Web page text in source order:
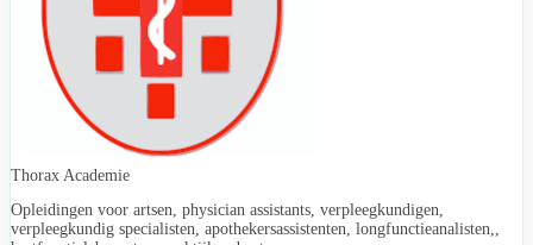
Thorax Academie
Opleidingen voor artsen, physician assistants, verpleegkundigen,
verpleegkundig specialisten, apothekersassistenten, longfunctieanalisten,,